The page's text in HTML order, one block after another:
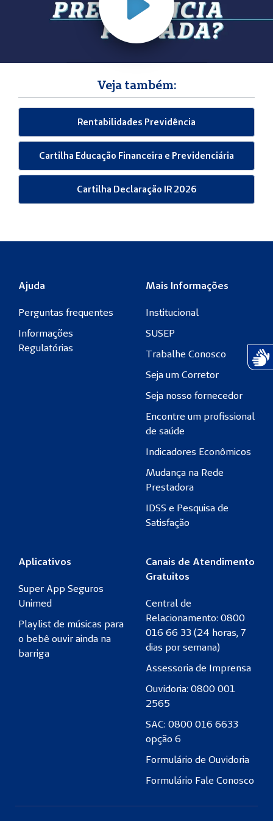
forma, vale lembrar que apesar de muito flexível,
esse é um investimento de longo prazo.
indicados na proposta, de acordo com a
distribuição definida na contratação do plano.
pelo participante: Progressiva Compensável ou
Regressiva Definitiva. Há ainda a possibilidade de
o participante contratar uma cobertura
complementar no momento da adesão ao plano
de Previdência, Pecúlio, que visa indenizar o
definida na contratação do plano.
Veja também:
Rentabilidades Previdência
Cartilha Educação Financeira e Previdenciária
Cartilha Declaração IR 2026
Ajuda
Perguntas frequentes
Informações
Regulatórias
Mais Informações
Institucional
SUSEP
Trabalhe Conosco
Seja um Corretor
Seja nosso fornecedor
Encontre um profissional
de saúde
Indicadores Econômicos
Mudança na Rede
Prestadora
IDSS e Pesquisa de
Satisfação
Aplicativos
Super App Seguros
Unimed
Playlist de músicas para
o bebê ouvir ainda na
barriga
Canais de Atendimento
Gratuitos
Central de
Relacionamento: 0800
016 66 33 (24 horas, 7
dias por semana)
Assessoria de Imprensa
Ouvidoria: 0800 001
2565
SAC: 0800 016 6633
opção 6
Formulário de Ouvidoria
Formulário Fale Conosco